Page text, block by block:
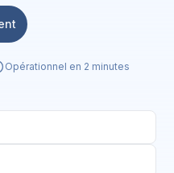
Opérationnel en 2 minutes